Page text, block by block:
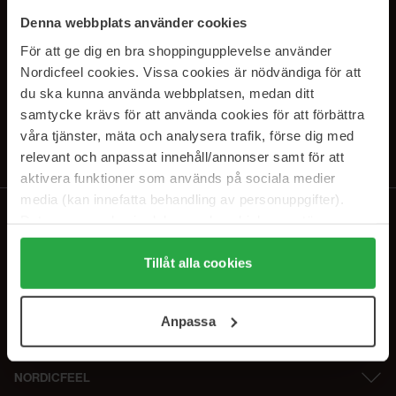
Denna webbplats använder cookies
För att ge dig en bra shoppingupplevelse använder
Nordicfeel cookies. Vissa cookies är nödvändiga för att
du ska kunna använda webbplatsen, medan ditt
samtycke krävs för att använda cookies för att förbättra
våra tjänster, mäta och analysera trafik, förse dig med
relevant och anpassat innehåll/annonser samt för att
aktivera funktioner som används på sociala medier
media (kan innefatta behandling av personuppgifter).
Genom att trycka på "Tillåt alla cookies" accepterar du
alla cookies, medan du under "Detaljer" kan anpassa
användningen av cookies. Du kan när som helst återkalla
samt vår Integritetspolicy.
Tillåt alla cookies
Anpassa
SUBSCRIBE TO OUR
NEWSLETTER
E-postadresse
Ved å abonnere godtar du vårpersonvernerklæring. Du kan melde deg
NORDICFEEL